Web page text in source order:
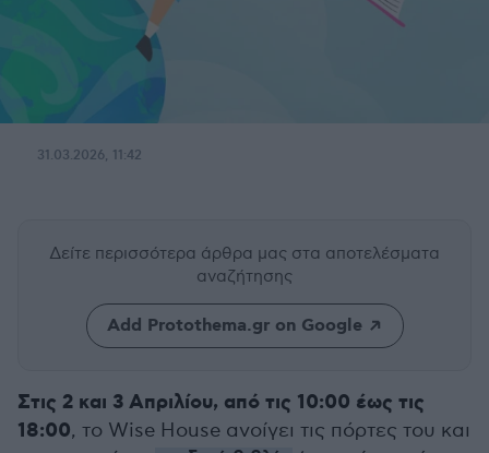
31.03.2026, 11:42
Δείτε περισσότερα άρθρα μας στα αποτελέσματα
αναζήτησης
Add Protothema.gr on Google
Στις 2 και 3 Απριλίου, από τις 10:00 έως τις
18:00, το Wise House ανοίγει τις πόρτες του και